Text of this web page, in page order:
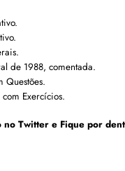
de 1988, comentada.
Questões.
Exercícios.
no Twitter e Fique por